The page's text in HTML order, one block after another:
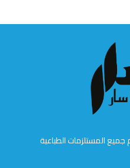
جميع المستلزمات الطباعية